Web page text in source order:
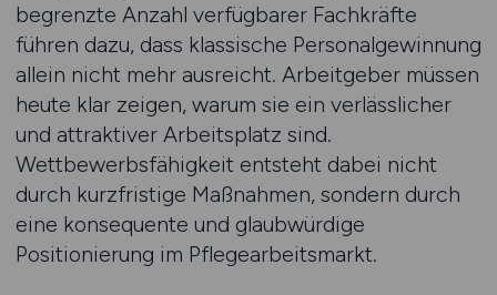
begrenzte Anzahl verfügbarer Fachkräfte
führen dazu, dass klassische Personalgewinnung
allein nicht mehr ausreicht. Arbeitgeber müssen
heute klar zeigen, warum sie ein verlässlicher
und attraktiver Arbeitsplatz sind.
Wettbewerbsfähigkeit entsteht dabei nicht
durch kurzfristige Maßnahmen, sondern durch
eine konsequente und glaubwürdige
Positionierung im Pflegearbeitsmarkt.